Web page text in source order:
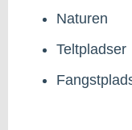
Naturen
Teltpladser